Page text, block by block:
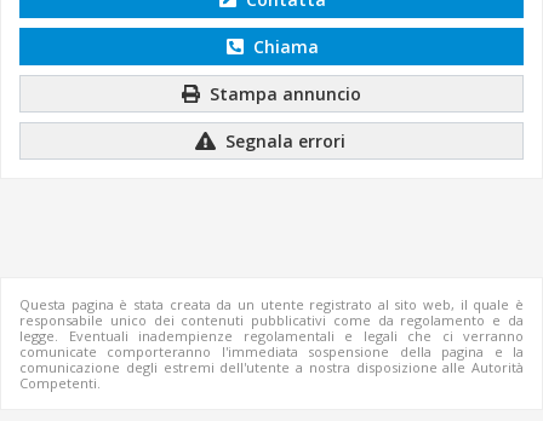
Chiama
Stampa annuncio
Segnala errori
Questa pagina è stata creata da un utente registrato al sito web, il quale è
responsabile unico dei contenuti pubblicativi come da regolamento e da
legge. Eventuali inadempienze regolamentali e legali che ci verranno
comunicate comporteranno l'immediata sospensione della pagina e la
comunicazione degli estremi dell'utente a nostra disposizione alle Autorità
Competenti.